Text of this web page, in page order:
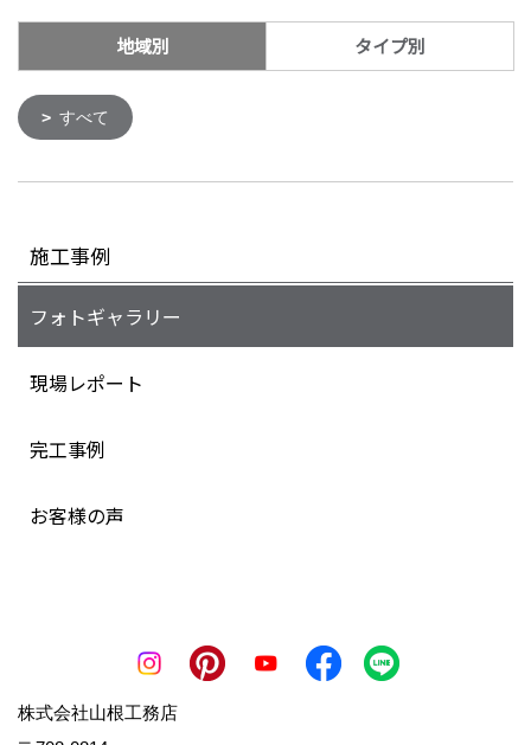
地域別 タイプ別
すべて
施工事例
フォトギャラリー
現場レポート
完工事例
お客様の声
株式会社山根工務店